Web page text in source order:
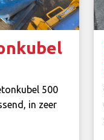
500
in zeer